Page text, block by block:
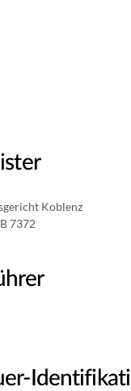
Koblenz
7372